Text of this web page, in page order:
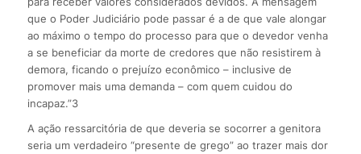
que o Poder Judiciário pode passar é a de que vale alongar
ao máximo o tempo do processo para que o devedor venha
a se beneficiar da morte de credores que não resistirem à
demora, ficando o prejuízo econômico – inclusive de
promover mais uma demanda – com quem cuidou do
incapaz.”3
A ação ressarcitória de que deveria se socorrer a genitora
seria um verdadeiro “presente de grego” ao trazer mais dor